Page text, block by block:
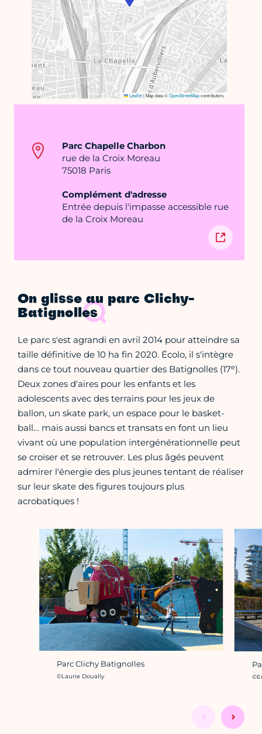
Leaflet|Map data ©OpenStreetMapcontributors
Parc Chapelle Charbon
rue de la Croix Moreau
75018 Paris
Complément d'adresse
Entrée depuis l'impasse accessible rue
de la Croix Moreau
On glisse au parc Clichy-
Batignolles
Le parc s'est agrandi en avril 2014 pour atteindre sa
taille définitive de 10 ha fin 2020. Écolo, il s'intègre
dans ce tout nouveau quartier des Batignolles (17e).
Deux zones d'aires pour les enfants et les
adolescents avec des terrains pour les jeux de
ballon, un skate park, un espace pour le basket-
ball… mais aussi bancs et transats en font un lieu
vivant où une population intergénérationnelle peut
se croiser et se retrouver. Les plus âgés peuvent
admirer l'énergie des plus jeunes tentant de réaliser
sur leur skate des figures toujours plus
acrobatiques !
Parc Clichy Batignolles
Crédit photo :
©Laurie Doually